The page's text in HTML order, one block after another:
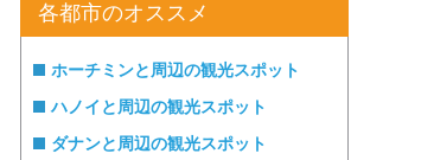
各都市のオススメ
ホーチミンと周辺の観光スポット
ハノイと周辺の観光スポット
ダナンと周辺の観光スポット